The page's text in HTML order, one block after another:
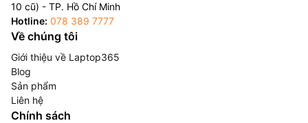
10 cũ) - TP. Hồ Chí Minh
Hotline: 078 389 7777
Về chúng tôi
Giới thiệu về Laptop365
Blog
Sản phẩm
Liên hệ
Chính sách